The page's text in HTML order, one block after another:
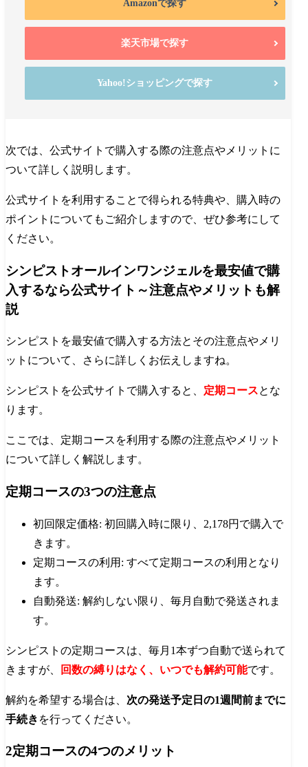
Amazonで探す
楽天市場で探す
Yahoo!ショッピングで探す
次では、公式サイトで購入する際の注意点やメリットに
ついて詳しく説明します。
公式サイトを利用することで得られる特典や、購入時の
ポイントについてもご紹介しますので、ぜひ参考にして
ください。
シンピストオールインワンジェルを最安値で購
入するなら公式サイト～注意点やメリットも解
説
シンピストを最安値で購入する方法とその注意点やメリ
ットについて、さらに詳しくお伝えしますね。
シンピストを公式サイトで購入すると、 定期コースとな
ります。
ここでは、定期コースを利用する際の注意点やメリット
について詳しく解説します。
定期コースの3つの注意点
初回限定価格: 初回購入時に限り、2,178円で購入で
きます。
定期コースの利用: すべて定期コースの利用となり
ます。
自動発送: 解約しない限り、毎月自動で発送されま
す。
シンピストの定期コースは、毎月1本ずつ自動で送られて
きますが、
回数の縛りはなく、いつでも解約可能です。
解約を希望する場合は、 次の発送予定日の1週間前までに
手続き を行ってください。
2定期コースの4つのメリット